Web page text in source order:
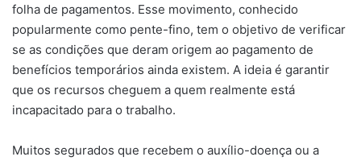
folha de pagamentos. Esse movimento, conhecido
popularmente como pente-fino, tem o objetivo de verificar
se as condições que deram origem ao pagamento de
benefícios temporários ainda existem. A ideia é garantir
que os recursos cheguem a quem realmente está
incapacitado para o trabalho.
Muitos segurados que recebem o auxílio-doença ou a